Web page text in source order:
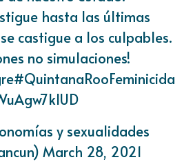
hasta las últimas
castigue a los culpables.
no simulaciones!
#QuintanaRooFeminicida
y sexualidades
March 28, 2021